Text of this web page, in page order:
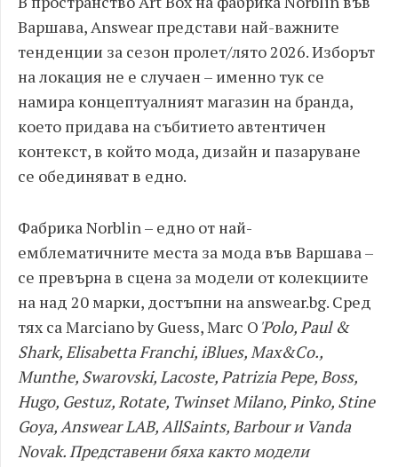
Варшава, Answear представи най-важните
тенденции за сезон пролет/лято 2026. Изборът
на локация не е случаен – именно тук се
намира концептуалният магазин на бранда,
което придава на събитието автентичен
контекст, в който мода, дизайн и пазаруване
се обединяват в едно.
Фабрика Norblin – едно от най-
емблематичните места за мода във Варшава –
се превърна в сцена за модели от колекциите
на над 20 марки, достъпни на answear.bg. Сред
тях са Marciano by Guess, Marc O 'Polo, Paul &
Shark, Elisabetta Franchi, iBlues, Max&Co.,
Munthe, Swarovski, Lacoste, Patrizia Pepe, Boss,
Hugo, Gestuz, Rotate, Twinset Milano, Pinko, Stine
Goya, Answear LAB, AllSaints, Barbour и Vanda
Novak. Представени бяха както модели